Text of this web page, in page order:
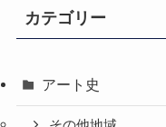
カテゴリー
アート史